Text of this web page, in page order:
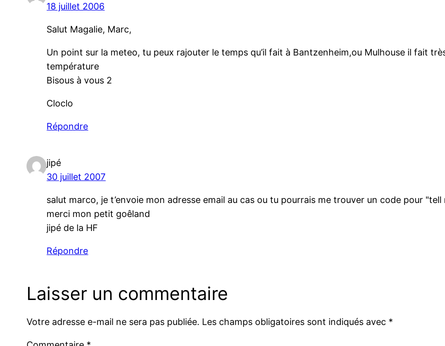
18 juillet 2006
Salut Magalie, Marc,
Un point sur la meteo, tu peux rajouter le temps qu’il fait à Bantzenheim,ou Mulhouse il fait
température
Bisous à vous 2
Cloclo
Répondre
jipé
30 juillet 2007
salut marco, je t’envoie mon adresse email au cas ou tu pourrais me trouver un code pour
merci mon petit goêland
jipé de la HF
Répondre
Laisser un commentaire
Votre adresse e-mail ne sera pas publiée. Les champs obligatoires sont indiqués avec *